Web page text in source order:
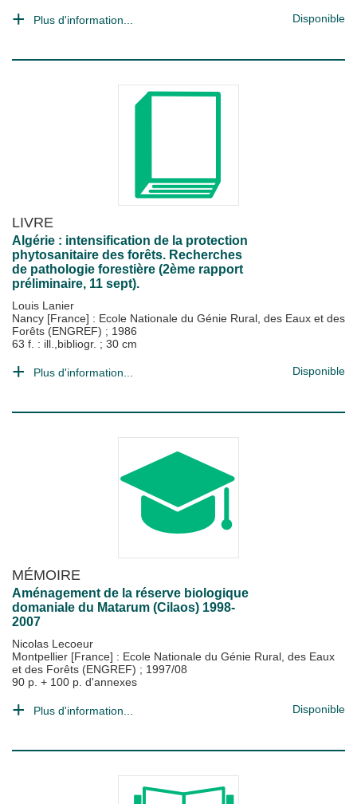
Plus d'information... Disponible
LIVRE
Algérie : intensification de la protection
phytosanitaire des forêts. Recherches
de pathologie forestière (2ème rapport
préliminaire, 11 sept).
Louis Lanier
Nancy [France] : Ecole Nationale du Génie Rural, des Eaux et des
Forêts (ENGREF) ; 1986
63 f. : ill.,bibliogr. ; 30 cm
Plus d'information... Disponible
MÉMOIRE
Aménagement de la réserve biologique
domaniale du Matarum (Cilaos) 1998-
2007
Nicolas Lecoeur
Montpellier [France] : Ecole Nationale du Génie Rural, des Eaux
et des Forêts (ENGREF) ; 1997/08
90 p. + 100 p. d'annexes
Plus d'information... Disponible